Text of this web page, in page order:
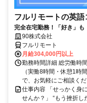
フルリモートの英語
完全在宅勤務！「好き」も
90株式会社
フルリモート
月給304,000円以上
勤務時間詳細 総労働時
（実働8時間・休憩1時
で、お気軽にご相談くだ
仕事内容 「せっかく身
せんか？」 “もう挫折し